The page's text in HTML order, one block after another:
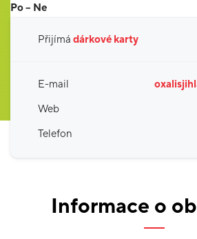
Po – Ne
Přijímá dárkové karty
E-mail
Web
Telefon
Informace o